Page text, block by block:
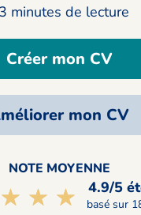
minutes de lecture
Créer mon CV
mon CV
NOTE MOYENNE
4.9/5
basé sur